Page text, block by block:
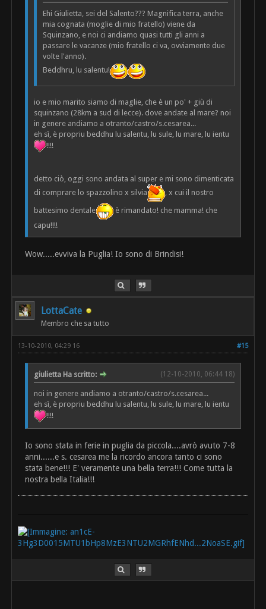
Ehi Giulietta, sei del Salento??? Magnifica terra, anche
mia cognata (moglie di mio fratello) viene da
Squinzano, e noi ci andiamo quasi tutti gli anni a
passare le vacanze (mio fratello ci va, ovviamente due
volte l'anno).
Beddhru, lu salentu!
io e mio marito siamo di maglie, che è un po' + giù di
squinzano (28km a sud di lecce). dove andate al mare? noi
in genere andiamo a otranto/castro/s.cesarea...
eh sì, è propriu beddhu lu salentu, lu sule, lu mare, lu ientu
!!!!
detto ciò, oggi sono andata al super e mi sono dimenticata
di comprare lo spazzolino x silvia
, x cui il nostro
battesimo dentale
è rimandato! che mamma! che
capu!!!!
Wow.....evviva la Puglia! Io sono di Brindisi!
LottaCate
Membro che sa tutto
#15
13-10-2010, 04:29 16
(12-10-2010, 06:44 18)
giulietta Ha scritto:
noi in genere andiamo a otranto/castro/s.cesarea...
eh sì, è propriu beddhu lu salentu, lu sule, lu mare, lu ientu
!!!!
Io sono stata in ferie in puglia da piccola....avrò avuto 7-8
anni......e s. cesarea me la ricordo ancora tanto ci sono
stata bene!!! E' veramente una bella terra!!! Come tutta la
nostra bella Italia!!!